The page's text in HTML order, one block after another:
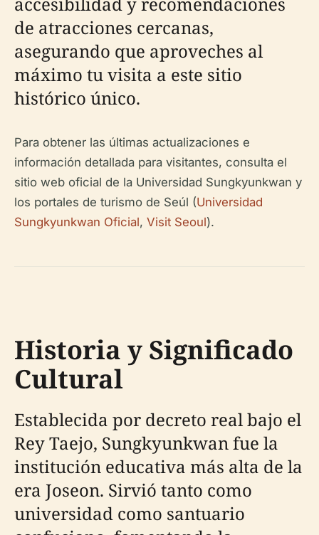
de atracciones cercanas,
asegurando que aproveches al
máximo tu visita a este sitio
histórico único.
Para obtener las últimas actualizaciones e
información detallada para visitantes, consulta el
sitio web oficial de la Universidad Sungkyunkwan y
los portales de turismo de Seúl (Universidad
Sungkyunkwan Oficial, Visit Seoul).
Historia y Significado
Cultural
Establecida por decreto real bajo el
Rey Taejo, Sungkyunkwan fue la
institución educativa más alta de la
era Joseon. Sirvió tanto como
universidad como santuario